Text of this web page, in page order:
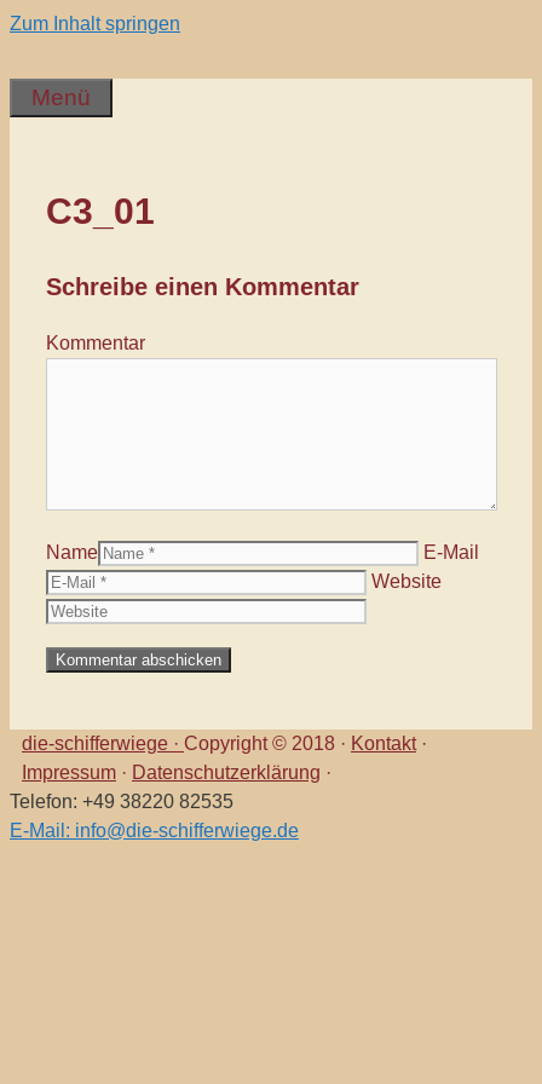
Zum Inhalt springen
Menü
C3_01
Schreibe einen Kommentar
Kommentar
Name
E-Mail
Website
die-schifferwiege · Copyright © 2018 · Kontakt·
Impressum · Datenschutzerklärung ·
Telefon: +49 38220 82535
E-Mail: info@die-schifferwiege.de